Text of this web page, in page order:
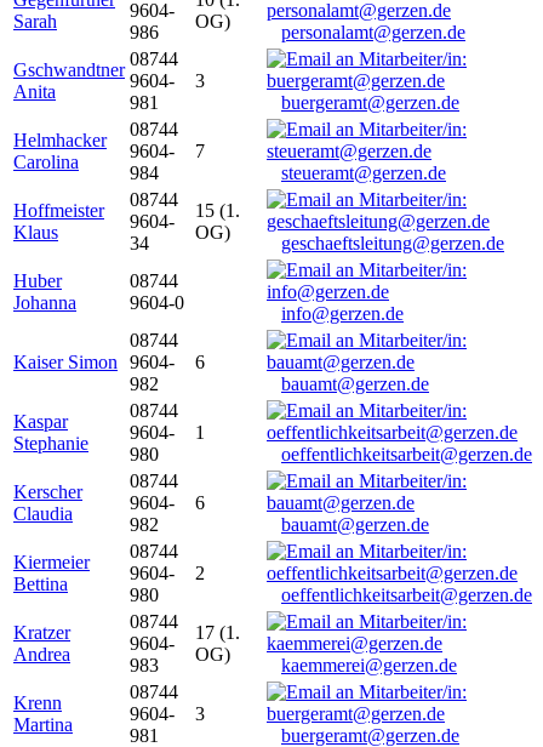
Sarah
9604-
986
OG)
personalamt@gerzen.de
Gschwandtner
Anita
08744
9604-
981
3
buergeramt@gerzen.de
Helmhacker
Carolina
08744
9604-
984
7
steueramt@gerzen.de
Hoffmeister
Klaus
08744
9604-
34
15 (1.
OG)
geschaeftsleitung@gerzen.de
Huber
Johanna
08744
9604-0
info@gerzen.de
Kaiser Simon
08744
9604-
982
6
bauamt@gerzen.de
Kaspar
Stephanie
08744
9604-
980
1
oeffentlichkeitsarbeit@gerzen.de
Kerscher
Claudia
08744
9604-
982
6
bauamt@gerzen.de
Kiermeier
Bettina
08744
9604-
980
2
oeffentlichkeitsarbeit@gerzen.de
Kratzer
Andrea
08744
9604-
983
17 (1.
OG)
kaemmerei@gerzen.de
Krenn
Martina
08744
9604-
981
3
buergeramt@gerzen.de